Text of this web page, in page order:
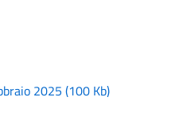
2025 (100 Kb)